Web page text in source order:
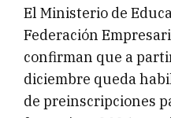
El Ministerio de
Federación
confirman que a
diciembre queda
de preinscripciones